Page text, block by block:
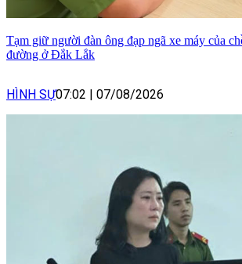
Tạm giữ người đàn ông đạp ngã xe máy của
đường ở Đắk Lắk
HÌNH SỰ07:02 | 07/08/2026